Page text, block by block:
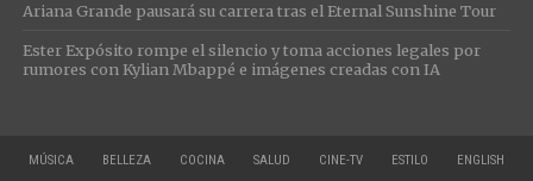
Ariana Grande pausará su carrera tras el Eternal Sunshine Tour
Ester Expósito rompe el silencio y toma acciones legales por
rumores con Kylian Mbappé e imágenes creadas con IA
MÚSICA BELLEZA COCINA SALUD CINE-TV ESTILO ENGLISH